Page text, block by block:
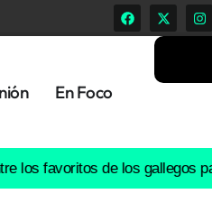
En Foco
de los gallegos para